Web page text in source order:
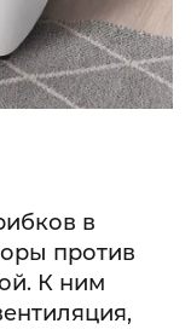
в
против
К ним